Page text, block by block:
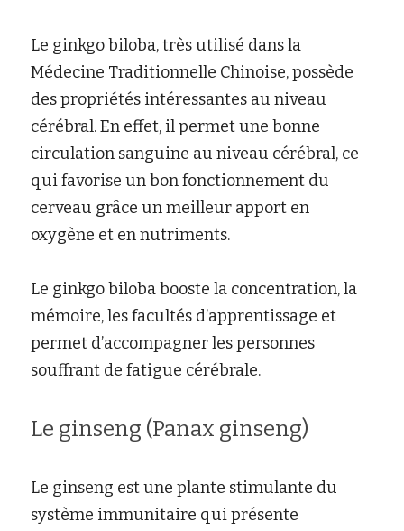
Le ginkgo biloba, très utilisé dans la
Médecine Traditionnelle Chinoise, possède
des propriétés intéressantes au niveau
cérébral. En effet, il permet une bonne
circulation sanguine au niveau cérébral, ce
qui favorise un bon fonctionnement du
cerveau grâce un meilleur apport en
oxygène et en nutriments.
Le ginkgo biloba booste la concentration, la
mémoire, les facultés d’apprentissage et
permet d’accompagner les personnes
souffrant de fatigue cérébrale.
Le ginseng (Panax ginseng)
Le ginseng est une plante stimulante du
système immunitaire qui présente